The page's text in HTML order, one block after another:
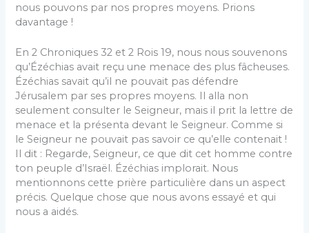
nous pouvons par nos propres moyens. Prions
davantage !
En 2 Chroniques 32 et 2 Rois 19, nous nous souvenons
qu’Ézéchias avait reçu une menace des plus fâcheuses.
Ézéchias savait qu’il ne pouvait pas défendre
Jérusalem par ses propres moyens. Il alla non
seulement consulter le Seigneur, mais il prit la lettre de
menace et la présenta devant le Seigneur. Comme si
le Seigneur ne pouvait pas savoir ce qu’elle contenait !
Il dit : Regarde, Seigneur, ce que dit cet homme contre
ton peuple d’Israël. Ézéchias implorait. Nous
mentionnons cette prière particulière dans un aspect
précis. Quelque chose que nous avons essayé et qui
nous a aidés.